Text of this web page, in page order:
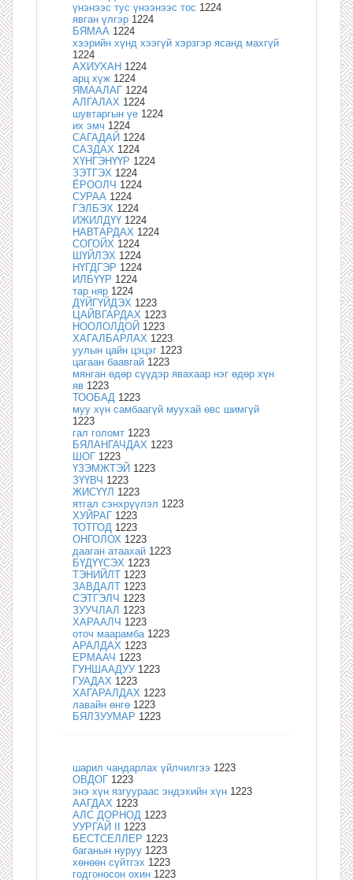
үнэнээс тус үнээнээс тос 1224
явган үлгэр 1224
БЯМАА 1224
хээрийн хүнд хээгүй хэрзгэр ясанд махгүй
1224
АХИУХАН 1224
арц хүж 1224
ЯМААЛАГ 1224
АЛГАЛАХ 1224
шувтаргын үе 1224
их эмч 1224
САГАДАЙ 1224
САЗДАХ 1224
ХҮНГЭНҮҮР 1224
ЗЭТГЭХ 1224
ЁРООЛЧ 1224
СУРАА 1224
ГЭЛБЭХ 1224
ИЖИЛДҮҮ 1224
НАВТАРДАХ 1224
СОГОЙХ 1224
ШҮЙЛЭХ 1224
НҮГДГЭР 1224
ИЛБҮҮР 1224
тар няр 1224
ДҮЙГҮЙДЭХ 1223
ЦАЙВГАРДАХ 1223
НООЛОЛДОЙ 1223
ХАГАЛБАРЛАХ 1223
уулын цайн цэцэг 1223
цагаан баавгай 1223
мянган өдөр сүүдэр явахаар нэг өдөр хүн
яв 1223
ТООБАД 1223
муу хүн самбаагүй муухай өвс шимгүй
1223
гал голомт 1223
БЯЛАНГАЧДАХ 1223
ШОГ 1223
ҮЗЭМЖТЭЙ 1223
ЗҮҮВЧ 1223
ЖИСҮҮЛ 1223
ятгал сэнхрүүлэл 1223
ХУЙРАГ 1223
ТОТГОД 1223
ОНГОЛОХ 1223
дааган атаахай 1223
БҮДҮҮСЭХ 1223
ТЭНИЙЛТ 1223
ЗАВДАЛТ 1223
СЭТГЭЛЧ 1223
ЗУУЧЛАЛ 1223
ХАРААЛЧ 1223
оточ маарамба 1223
АРАЛДАХ 1223
ЕРМААЧ 1223
ГУНШААДУУ 1223
ГУАДАХ 1223
ХАГАРАЛДАХ 1223
лавайн өнгө 1223
БЯЛЗУУМАР 1223
шарил чандарлах үйлчилгээ 1223
ОВДОГ 1223
энэ хүн язгуураас эндэхийн хүн 1223
ААГДАХ 1223
АЛС ДОРНОД 1223
УУРГАЙ II 1223
БЕСТСЕЛЛЕР 1223
баганын нуруу 1223
хөнөөн сүйтгэх 1223
годгоносон охин 1223